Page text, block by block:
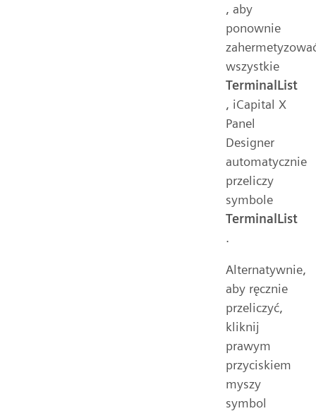
, aby
ponownie
wszystkie
TerminalList
, iCapital X
Panel
Designer
automatycznie
przeliczy
symbole
TerminalList
.
Alternatywnie,
aby ręcznie
przeliczyć,
kliknij
prawym
przyciskiem
myszy
symbol